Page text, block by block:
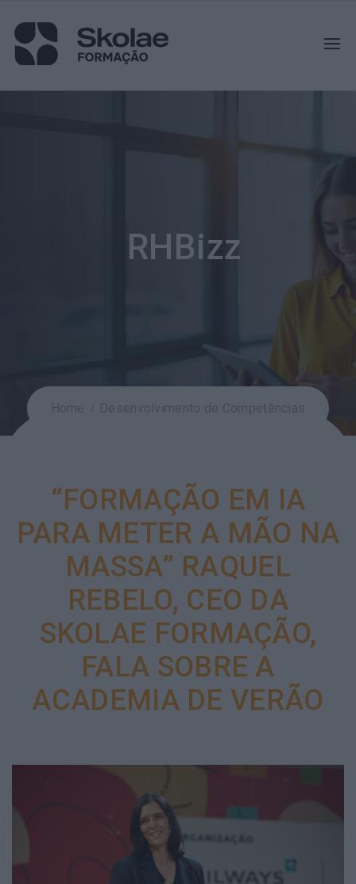
RHBizz
“FORMAÇÃO EM IA
PARA METER A MÃO NA
MASSA” RAQUEL
REBELO, CEO DA
SKOLAE FORMAÇÃO,
FALA SOBRE A
ACADEMIA DE VERÃO